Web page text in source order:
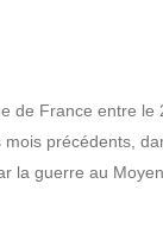
de France entre le
précédents,
la guerre au